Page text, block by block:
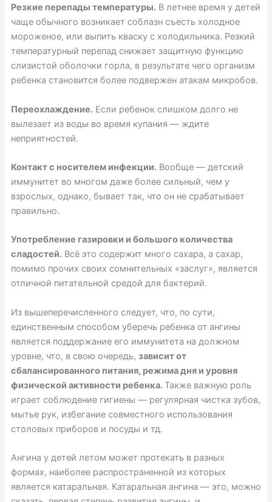
Резкие перепады температуры.В летнее время у детей
чаще обычного возникает соблазн съесть холодное
мороженое, или выпить кваску с холодильника. Резкий
температурный перепад снижает защитную функцию
слизистой оболочки горла, в результате чего организм
ребенка становится более подвержен атакам микробов.
Переохлаждение.Если ребенок слишком долго не
вылезает из воды во время купания — ждите
неприятностей.
Контакт с носителем инфекции.Вообще — детский
иммунитет во многом даже более сильный, чем у
взрослых, однако, бывает так, что он не срабатывает
правильно.
Употребление газировки и большого количества
сладостей.Всё это содержит много сахара, а сахар,
помимо прочих своих сомнительных «заслуг», является
отличной питательной средой для бактерий.
Из вышеперечисленного следует, что, по сути,
единственным способом уберечь ребенка от ангины
является поддержание его иммунитета на должном
уровне, что, в свою очередь, зависит от
сбалансированного питания, режима дня и уровня
физической активности ребенка. Также важную роль
играет соблюдение гигиены — регулярная чистка зубов,
мытье рук, избегание совместного использования
столовых приборов и посуды и тд.
Ангина у детей летом может протекать в разных
формах, наиболее распространенной из которых
является катаральная. Катаральная ангина — это, можно